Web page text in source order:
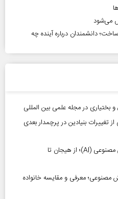
می‌شود
دانشمندان درباره آینده چه
بختیاری در مجله علمی بین المللی
از تغییرات بنیادین در پرچمدار بعدی
رشد خیره‌کننده بازار توکن‌های هوش مصنوعی (AI)؛ از هیجان تا
معرفی و مقایسه خانواده